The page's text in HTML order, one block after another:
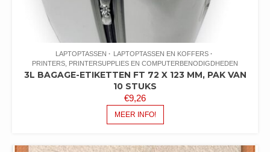
LAPTOPTASSEN
LAPTOPTASSEN EN KOFFERS
PRINTERS, PRINTERSUPPLIES EN COMPUTERBENODIGDHEDEN
3L BAGAGE-ETIKETTEN FT 72 X 123 MM, PAK VAN
10 STUKS
€9,26
MEER INFO!